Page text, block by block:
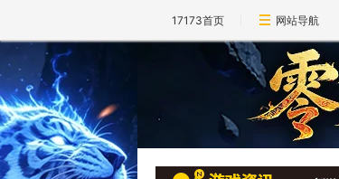
17173首页 网站导航